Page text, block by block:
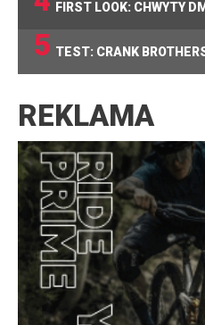
FIRST LOOK: CHWYTY
5 TEST: CRANK
REKLAMA